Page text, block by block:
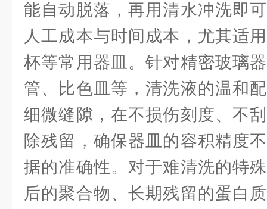
能自动脱落，再用清水冲洗即
人工成本与时间成本，尤其适
杯等常用器皿。针对精密玻璃
管、比色皿等，清洗液的温和
细微缝隙，在不损伤刻度、不
除残留，确保器皿的容积精度
据的准确性。对于难清洗的特
后的聚合物、长期残留的蛋白